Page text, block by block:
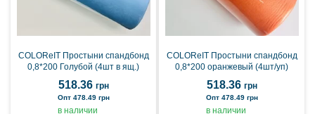
COLOReIT Простыни спандбонд
0,8*200 Голубой (4шт в ящ.)
518.36 грн
Опт 478.49 грн
в наличии
COLOReIT Простыни спандбонд
0,8*200 оранжевый (4шт/уп)
518.36 грн
Опт 478.49 грн
в наличии